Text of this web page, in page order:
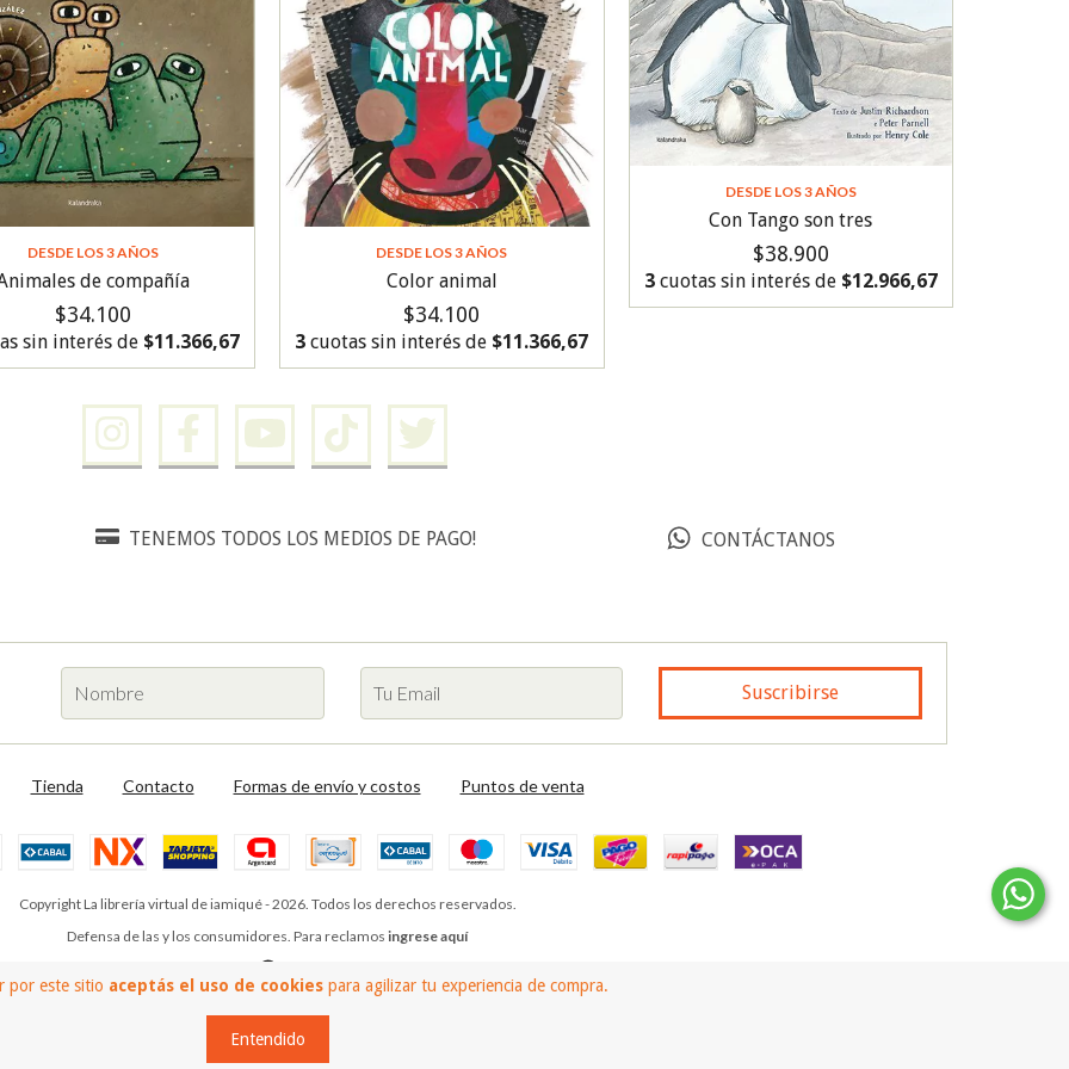
por este sitio aceptás el uso de cookiespara agilizar tu experiencia de compra.
Entendido
DESDE LOS 3 AÑOS
de compañía
$34.100
sin interés de $11.366,67
DESDE LOS 3 AÑOS
Color animal
$34.100
3 cuotas sin interés de $11.366,67
DESDE LOS 3 AÑOS
Con Tango son tres
$38.900
3cuotas sin interés de $12.966,67
TENEMOS TODOS LOS MEDIOS DE PAGO! CONTÁCTANOS
Tienda Contacto Formas de envío y costos Puntos de venta
Copyright La librería virtual de iamiqué - 2026. Todos los derechos reservados.
Defensa de las y los consumidores. Para reclamos ingrese aquí